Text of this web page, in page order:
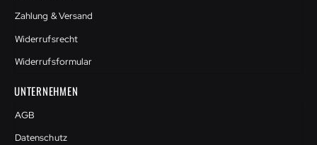
Zahlung & Versand
Widerrufsrecht
Widerrufsformular
UNTERNEHMEN
AGB
Datenschutz